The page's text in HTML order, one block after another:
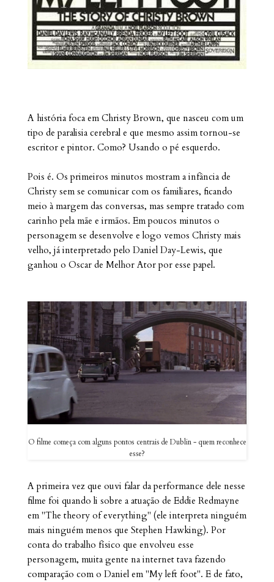
A história foca em Christy Brown, que nasceu com um
tipo de paralisia cerebral e que mesmo assim tornou-se
escritor e pintor. Como? Usando o pé esquerdo.
Pois é. Os primeiros minutos mostram a infância de
Christy sem se comunicar com os familiares, ficando
meio à margem das conversas, mas sempre tratado com
carinho pela mãe e irmãos. Em poucos minutos o
personagem se desenvolve e logo vemos Christy mais
velho, já interpretado pelo Daniel Day-Lewis, que
ganhou o Oscar de Melhor Ator por esse papel.
O filme começa com alguns pontos centrais de Dublin - quem reconhece
esse?
A primeira vez que ouvi falar da performance dele nesse
filme foi quando li sobre a atuação de Eddie Redmayne
em "The theory of everything" (ele interpreta ninguém
mais ninguém menos que Stephen Hawking). Por
conta do trabalho físico que envolveu esse
personagem, muita gente na internet tava fazendo
comparação com o Daniel em "My left foot". E de fato,